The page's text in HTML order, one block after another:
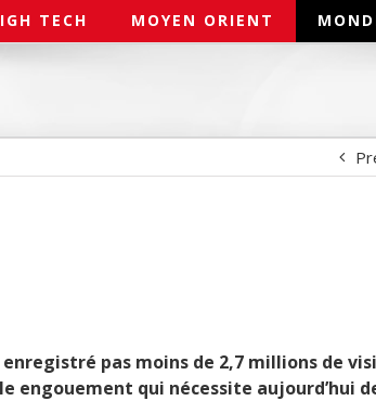
TECH MOYEN ORIENT
pas moins de 2,7 millions de
engouement qui nécessite aujourd’hui